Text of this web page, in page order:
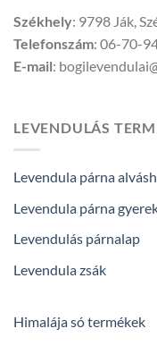
Székhely: 9798 Ják,
Telefonszám: 06-70-
E-mail:
LEVENDULÁS
Levendula párna
Levendula párna
Levendulás párnalap
Levendula zsák
Himalája só termékek